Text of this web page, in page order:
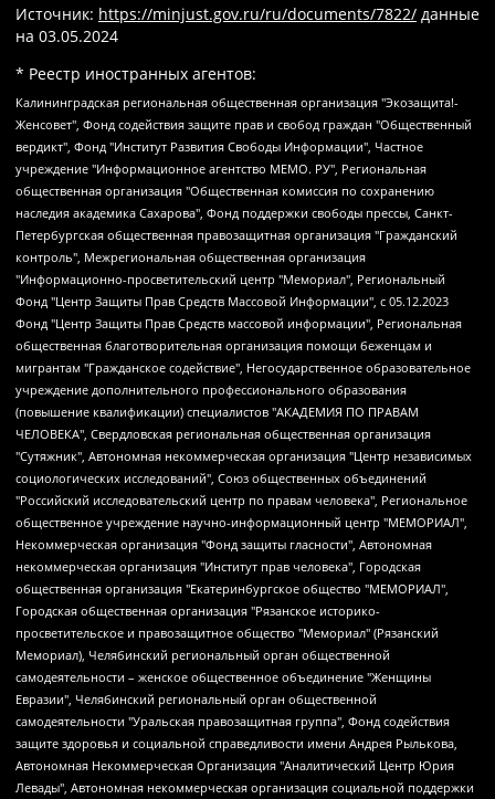
Источник: https://minjust.gov.ru/ru/documents/7822/ данные
на 03.05.2024
* Реестр иностранных агентов:
Калининградская региональная общественная организация "Экозащита!-Женсовет", Фонд содействия защите прав и свобод граждан "Общественный вердикт", Фонд "Институт Развития Свободы Информации", Частное учреждение "Информационное агентство МЕМО. РУ", Региональная общественная организация "Общественная комиссия по сохранению наследия академика Сахарова", Фонд поддержки свободы прессы, Санкт-Петербургская общественная правозащитная организация "Гражданский контроль", Межрегиональная общественная организация "Информационно-просветительский центр "Мемориал", Региональный Фонд "Центр Защиты Прав Средств Массовой Информации", с 05.12.2023 Фонд "Центр Защиты Прав Средств массовой информации", Региональная общественная благотворительная организация помощи беженцам и мигрантам "Гражданское содействие", Негосударственное образовательное учреждение дополнительного профессионального образования (повышение квалификации) специалистов "АКАДЕМИЯ ПО ПРАВАМ ЧЕЛОВЕКА", Свердловская региональная общественная организация "Сутяжник", Автономная некоммерческая организация "Центр независимых социологических исследований", Союз общественных объединений "Российский исследовательский центр по правам человека", Региональное общественное учреждение научно-информационный центр "МЕМОРИАЛ", Некоммерческая организация "Фонд защиты гласности", Автономная некоммерческая организация "Институт прав человека", Городская общественная организация "Екатеринбургское общество "МЕМОРИАЛ", Городская общественная организация "Рязанское историко-просветительское и правозащитное общество "Мемориал" (Рязанский Мемориал), Челябинский региональный орган общественной самодеятельности – женское общественное объединение "Женщины Евразии", Челябинский региональный орган общественной самодеятельности "Уральская правозащитная группа", Фонд содействия защите здоровья и социальной справедливости имени Андрея Рылькова, Автономная Некоммерческая Организация "Аналитический Центр Юрия Левады", Автономная некоммерческая организация социальной поддержки населения "Проект Апрель", Региональная общественная организация помощи женщинам и детям, находящимся в кризисной ситуации "Информационно-методический центр "Анна", Фонд содействия развитию массовых коммуникаций и правовому просвещению "Так-так-Так", Фонд содействия устойчивому развитию "Серебряная тайга", Свердловский региональный общественный фонд социальных проектов "Новое время", "Idel.Реалии", Кавказ.Реалии, Крым.Реалии, Телеканал Настоящее Время, Татаро-башкирская служба Радио Свобода (Azatliq Radiosi), Радио Свободная Европа/Радио Свобода (PCE/PC), "Сибирь.Реалии", "Фактограф", Благотворительный фонд помощи осужденным и их семьям, Автономная некоммерческая организация "Институт глобализации и социальных движений", Фонд "В защиту прав заключенных", Частное учреждение "Центр поддержки и содействия развитию средств массовой информации", Пензенский региональный общественный благотворительный фонд "Гражданский союз", "Север.Реалии", Некоммерческая организация Фонд "Правовая инициатива", Общество с ограниченной ответственностью "Радио Свободная Европа/Радио Свобода", Чешское информационное агентство "MEDIUM-ORIENT", Красноярская региональная общественная организация "Мы против СПИДа", Камалягин Денис Николаевич, Маркелов Сергей Евгеньевич, Пономарев Лев Александрович, Савицкая Людмила Алексеевна, Автономная некоммерческая организация "Центр по работе с проблемой насилия "НАСИЛИЮ.НЕТ", Межрегиональный профессиональный союз работников здравоохранения "Альянс врачей", Юридическое лицо, зарегистрированное в Латвийской Республике, SIA "Medusa Project" (регистрационный номер 40103797863, дата регистрации 10.06.2014), Некоммерческая организация "Фонд по борьбе с коррупцией", Автономная некоммерческая организация "Институт права и публичной политики", Баданин Роман Сергеевич, Гликин Максим Александрович, Железнова Мария Михайловна, Лукьянова Юлия Сергеевна, Маетная Елизавета Витальевна, Маняхин Петр Борисович, Чуракова Ольга Владимировна, Ярош Юлия Петровна, Юридическое лицо "The Insider SIA", зарегистрированное в Риге, Латвийская Республика (дата регистрации 26.06.2015), являющееся администратором доменного имени интернет-издания "The Insider SIA", https://theins.ru, Постернак Алексей Евгеньевич, Рубин Михаил Аркадьевич, Анин Роман Александрович, Юридическое лицо Istories fonds, зарегистрированное в Латвийской Республике (регистрационный номер 50008295751, дата регистрации 24.02.2020), Великовский Дмитрий Александрович, Долинина Ирина Николаевна, Мароховская Алеся Алексеевна, Шлейнов Роман Юрьевич, Шмагун Олеся Валентиновна, Общество с ограниченной ответственностью "Альтаир 2021", Общество с ограниченной ответственностью "Вега 2021", Общество с ограниченной ответственностью "Главный редактор 2021", Общество с ограниченной ответственностью "Ромашки монолит", Важенков Артем Валерьевич, Ивановская областная общественная организация "Центр гендерных исследований", Гурман Юрий Альбертович, Медиапроект "ОВД-Инфо", Егоров Владимир Владимирович, Жилинский Владимир Александрович, Общество с ограниченной ответственностью "ЗП", Иванова София Юрьевна, Карезина Инна Павловна, Кильтау Екатерина Викторовна, Петров Алексей Викторович, Пискунов Сергей Евгеньевич, Смирнов Сергей Сергеевич, Тихонов Михаил Сергеевич, Общество с ограниченной ответственностью "ЖУРНАЛИСТ-ИНОСТРАННЫЙ АГЕНТ", Арапова Галина Юрьевна, Вольтская Татьяна Анатольевна, Американская компания "Mason G.E.S. Anonymous Foundation" (США), являющаяся владельцем интернет-издания https://mnews.world/, Компания "Stichting Bellingcat", зарегистрированная в Нидерландах (дата регистрации 11.07.2018), Захаров Андрей Вячеславович, Клепиковская Екатерина Дмитриевна, Общество с ограниченной ответственностью "МЕМО", Перл Роман Александрович, Симонов Евгений Алексеевич, Соловьева Елена Анатольевна, Сотников Даниил Владимирович, Сурначева Елизавета Дмитриевна, Автономная некоммерческая организация по защите прав человека и информированию населения "Якутия – Наше Мнение", Общество с ограниченной ответственностью "Москоу диджитал медиа", с 26.01.2023 Общество с ограниченной ответственностью "Чайка Белые сады", Ветошкина Валерия Валерьевна, Заговора Максим Александрович, Межрегиональное общественное движение "Российская ЛГБТ - сеть", Оленичев Максим Владимирович, Павлов Иван Юрьевич, Скворцова Елена Сергеевна, Общество с ограниченной ответственностью "Как бы инагент", Кочетков Игорь Викторович, Общество с ограниченной ответственностью "Честные выборы", Еланчик Олег Александрович, Общество с ограниченной ответственностью "Нобелевский призыв", Гималова Регина Эмилевна, Григорьев Андрей Валерьевич, Григорьева Алина Александровна, Ассоциация по содействию защите прав призывников, альтернативнослужащих и военнослужащих "Правозащитная группа "Гражданин.Армия.Право", Хисамова Регина Фаритовна, Автономная некоммерческая организация по реализации социально-правовых программ "Лилит", Дальневосточное общественное движение "Маяк", Санкт-Петербургская ЛГБТ-инициативная группа "Выход", Инициативная группа ЛГБТ+ "Реверс", Алексеев Андрей Викторович, Бекбулатова Таисия Львовна, Беляев Иван Михайлович, Владыкина Елена Сергеевна, Гельман Марат Александрович, Никульшина Вероника Юрьевна, Толоконникова Надежда Андреевна, Шендерович Виктор Анатольевич, Общество с ограниченной ответственностью "Данное сообщение", Общество с ограниченной ответственностью Издательский дом "Новая глава", Айнбиндер Александра Александровна, Московский комьюнити-центр для ЛГБТ+инициатив, Благотворительный фонд развития филантропии, Deutsche Welle (Германия, Kurt-Schumacher-Strasse 3, 53113 Bonn), Борзунова Мария Михайловна, Воробьев Виктор Викторович, Голубева Анна Львовна, Константинова Алла Михайловна, Малкова Ирина Владимировна, Мурадов Мурад Абдулгалимович, Осетинская Елизавета Николаевна, Понасенков Евгений Николаевич, Ганапольский Матвей Юрьевич, Киселев Евгений Алексеевич, Борухович Ирина Григорьевна, Дремин Иван Тимофеевич, Дубровский Дмитрий Викторович, Красноярская региональная общественная организация поддержки и развития альтернативных образовательных технологий и межкультурных коммуникаций "ИНТЕРРА", Маяковская Екатерина Алексеевна, Фейгин Марк Захарович, Филимонов Андрей Викторович, Дзугкоева Регина Николаевна, Доброхотов Роман Александрович, Дудь Юрий Александрович, Елкин Сергей Владимирович, Кругликов Кирилл Игоревич, Сабунаева Мария Леонидовна, Семенов Алексей Владимирович, Шаинян Карен Багратович, Шульман Екатерина Михайловна, Асафьев Артур Валерьевич, Вахштайн Виктор Семенович, Венедиктов Алексей Алексеевич, Лушникова Екатерина Евгеньевна, Волков Леонид Михайлович, Невзоров Александр Глебович, Пархоменко Сергей Борисович, Сироткин Ярослав Николаевич, Кара-Мурза Владимир Владимирович, Баранова Наталья Владимировна, Гозман Леонид Яковлевич, Кагарлицкий Борис Юльевич, Климарев Михаил Валерьевич, Милов Владимир Станиславович, Автономная некоммерческая организация Краснодарский центр современного искусства "Типография", Моргенштерн Алишер Тагирович, Соболь Любовь Эдуардовна, Общество с ограниченной ответственностью "ЛИЗА НОРМ", Каспаров Гарри Кимович, Ходорковский Михаил Борисович, Общество с ограниченной ответственностью "Апрельские тезисы", Данилович Ирина Брониславовна, Кашин Олег Владимирович, Петров Николай Владимирович, Пивоваров Алексей Владимирович, Соколов Михаил Владимирович, Цветкова Юлия Владимировна, Чичваркин Евгений Александрович, Комитет против пыток/Команда против пыток, Общество с ограниченной ответственностью "Первый научный", Общество с ограниченной ответственностью "Вертолет и ко", Белоцерковская Вероника Борисовна, Кац Максим Евгеньевич, Лазарева Татьяна Юрьевна, Шаведдинов Руслан Табризович, Яшин Илья Валерьевич, Общество с ограниченной ответственностью "Иноагент ААВ", Алешковский Дмитрий Петрович, Альбац Евгения Марковна, Быков Дмитрий Львович, Галямина Юлия Евгеньевна, Лойко Сергей Леонидович, Мартынов Кирилл Константинович, Медведев Сергей Александрович, Крашенинников Федор Геннадиевич, Гордеева Катерина Вл